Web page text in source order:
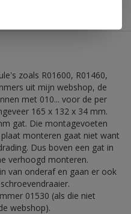
zoals R01600, R01460,
uit mijn webshop, de
met 010... voor de per
165 x 132 x 34 mm.
gat. Die montagevoeten
monteren gaat niet want
Dus boven een gat in
verhoogd monteren.
van onderaf en gaan er ook
01530 (als die niet
webshop).